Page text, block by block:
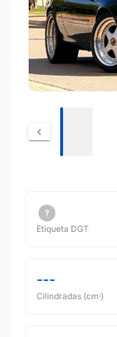
Etiqueta DGT
---
Cilindradas (cmᵌ)